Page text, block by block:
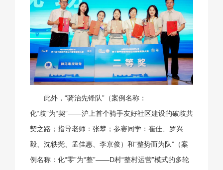
此外，“骑治先锋队”（案例名称：
化“歧”为“契”——沪上首个骑手友好社区建设的破歧共
契之路；指导老师：张攀；参赛同学：崔佳、罗兴
毅、沈轶尧、孟佳惠、李京俊）和“整势而为队”（案
例名称：化“零”为“整”——D村“整村运营”模式的多轮